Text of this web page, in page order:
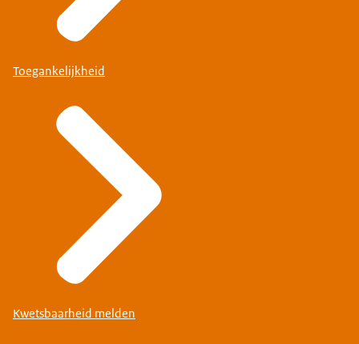
Toegankelijkheid
Kwetsbaarheid melden